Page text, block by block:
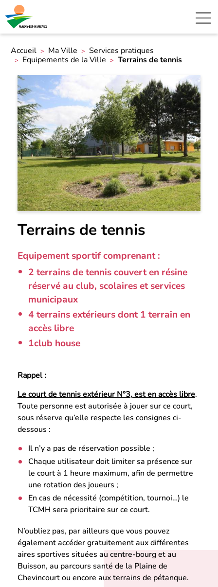
Accueil Ma Ville
Services pratiques
Equipements de la Ville
Terrains de tennis
Terrains de tennis
Equipement sportif comprenant :
2 terrains de tennis couvert en résine
réservé au club, scolaires et services
municipaux
4 terrains extérieurs dont 1 terrain en
accès libre
1club house
Rappel :
Le court de tennis extérieur N°3, est en accès libre.
Toute personne est autorisée à jouer sur ce court,
sous réserve qu’elle respecte les consignes ci-
dessous :
Il n’y a pas de réservation possible ;
Chaque utilisateur doit limiter sa présence sur
le court à 1 heure maximum, afin de permettre
une rotation des joueurs ;
En cas de nécessité (compétition, tournoi…) le
TCMH sera prioritaire sur ce court.
N’oubliez pas, par ailleurs que vous pouvez
également accéder gratuitement aux différentes
aires sportives situées au centre-bourg et au
Buisson, au parcours santé de la Plaine de
Chevincourt ou encore aux terrains de pétanque.